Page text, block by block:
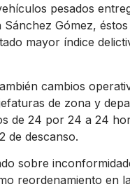
pesados
Gómez,
mayor índice
cambios
de zona y
de 24 por 24 a 24
de descanso.
sobre
reordenamiento en